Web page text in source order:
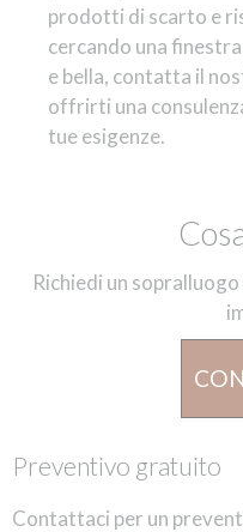
prodotti di scarto e
cercando una
e bella, contatta il
offrirti una
tue esigenze.
Richiedi un
Preventivo gratuito
Contattaci per un